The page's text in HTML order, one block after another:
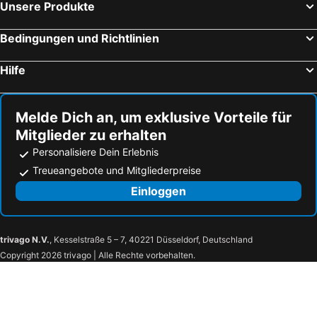
Unsere Produkte
Bedingungen und Richtlinien
Hilfe
Melde Dich an, um exklusive Vorteile für
Mitglieder zu erhalten
Personalisiere Dein Erlebnis
Treueangebote und Mitgliederpreise
Einloggen
trivago N.V., Kesselstraße 5 – 7, 40221 Düsseldorf, Deutschland
Copyright 2026 trivago | Alle Rechte vorbehalten.